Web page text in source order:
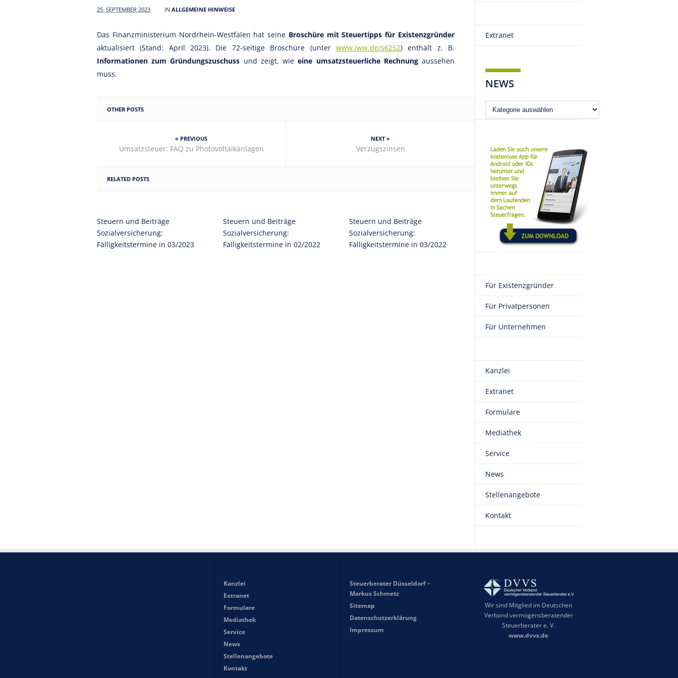
25. SEPTEMBER 2023 IN ALLGEMEINE HINWEISE
Das Finanzministerium Nordrhein-Westfalen hat seine Broschüre mit Steuertipps für Existenzgründer
aktualisiert (Stand: April 2023). Die 72-seitige Broschüre (unter www.iww.de/s6252) enthält z. B.
Informationen zum Gründungszuschuss und zeigt, wieeine umsatzsteuerliche Rechnungaussehen
muss.
OTHER POSTS
« PREVIOUS
Umsatzsteuer: FAQ zu Photovoltaikanlagen
NEXT »
Verzugszinsen
RELATED POSTS
Steuern und Beiträge
Sozialversicherung:
Fälligkeitstermine in 03/2023
Steuern und Beiträge
Sozialversicherung:
Fälligkeitstermine in 02/2022
Steuern und Beiträge
Sozialversicherung:
Fälligkeitstermine in 03/2022
Extranet
NEWS
News
Für Existenzgründer
Für Privatpersonen
Für Unternehmen
Kanzlei
Extranet
Formulare
Mediathek
Service
News
Stellenangebote
Kontakt
Kanzlei
Extranet
Formulare
Mediathek
Service
News
Stellenangebote
Kontakt
Steuerberater Düsseldorf –
Markus Schmetz
Sitemap
Datenschutzerklärung
Impressum
Wir sind Mitglied im Deutschen
Verband vermögensberatender
Steuerberater e. V.
www.dvvs.de